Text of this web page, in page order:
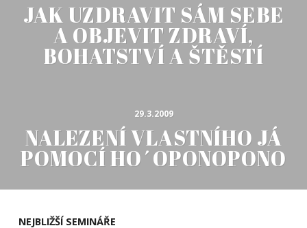
JAK UZDRAVIT SÁM SEBE
A OBJEVIT ZDRAVÍ,
BOHATSTVÍ A ŠTĚSTÍ
29.3.2009
NALEZENÍ VLASTNÍHO JÁ
POMOCÍ HO´OPONOPONO
NEJBLIŽŠÍ SEMINÁŘE